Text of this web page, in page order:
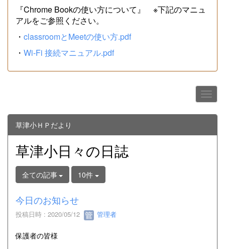
『Chrome Bookの使い方について』 ※下記のマニュ
アルをご参照ください。
・ classroomとMeetの使い方.pdf
・ Wi-Fi 接続マニュアル.pdf
草津小ＨＰだより
草津小日々の日誌
全ての記事 10件
今日のお知らせ
投稿日時 : 2020/05/12 管理者
保護者の皆様